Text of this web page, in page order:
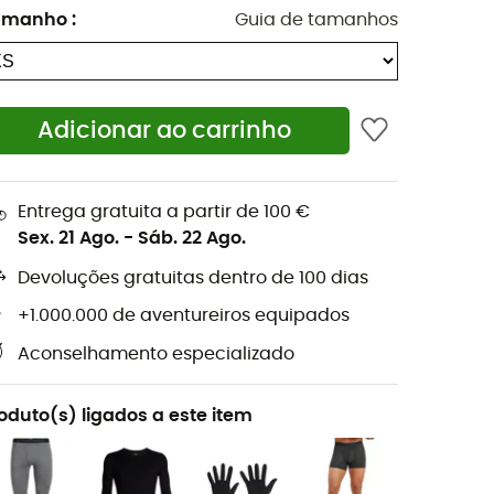
: Guia de tamanhos
Adicionar ao carrinho
Entrega gratuita a partir de 100 €
Sex. 21 Ago. - Sáb. 22 Ago.
Devoluções gratuitas dentro de 100 dias
+1.000.000 de aventureiros equipados
Aconselhamento especializado
ligados a este item